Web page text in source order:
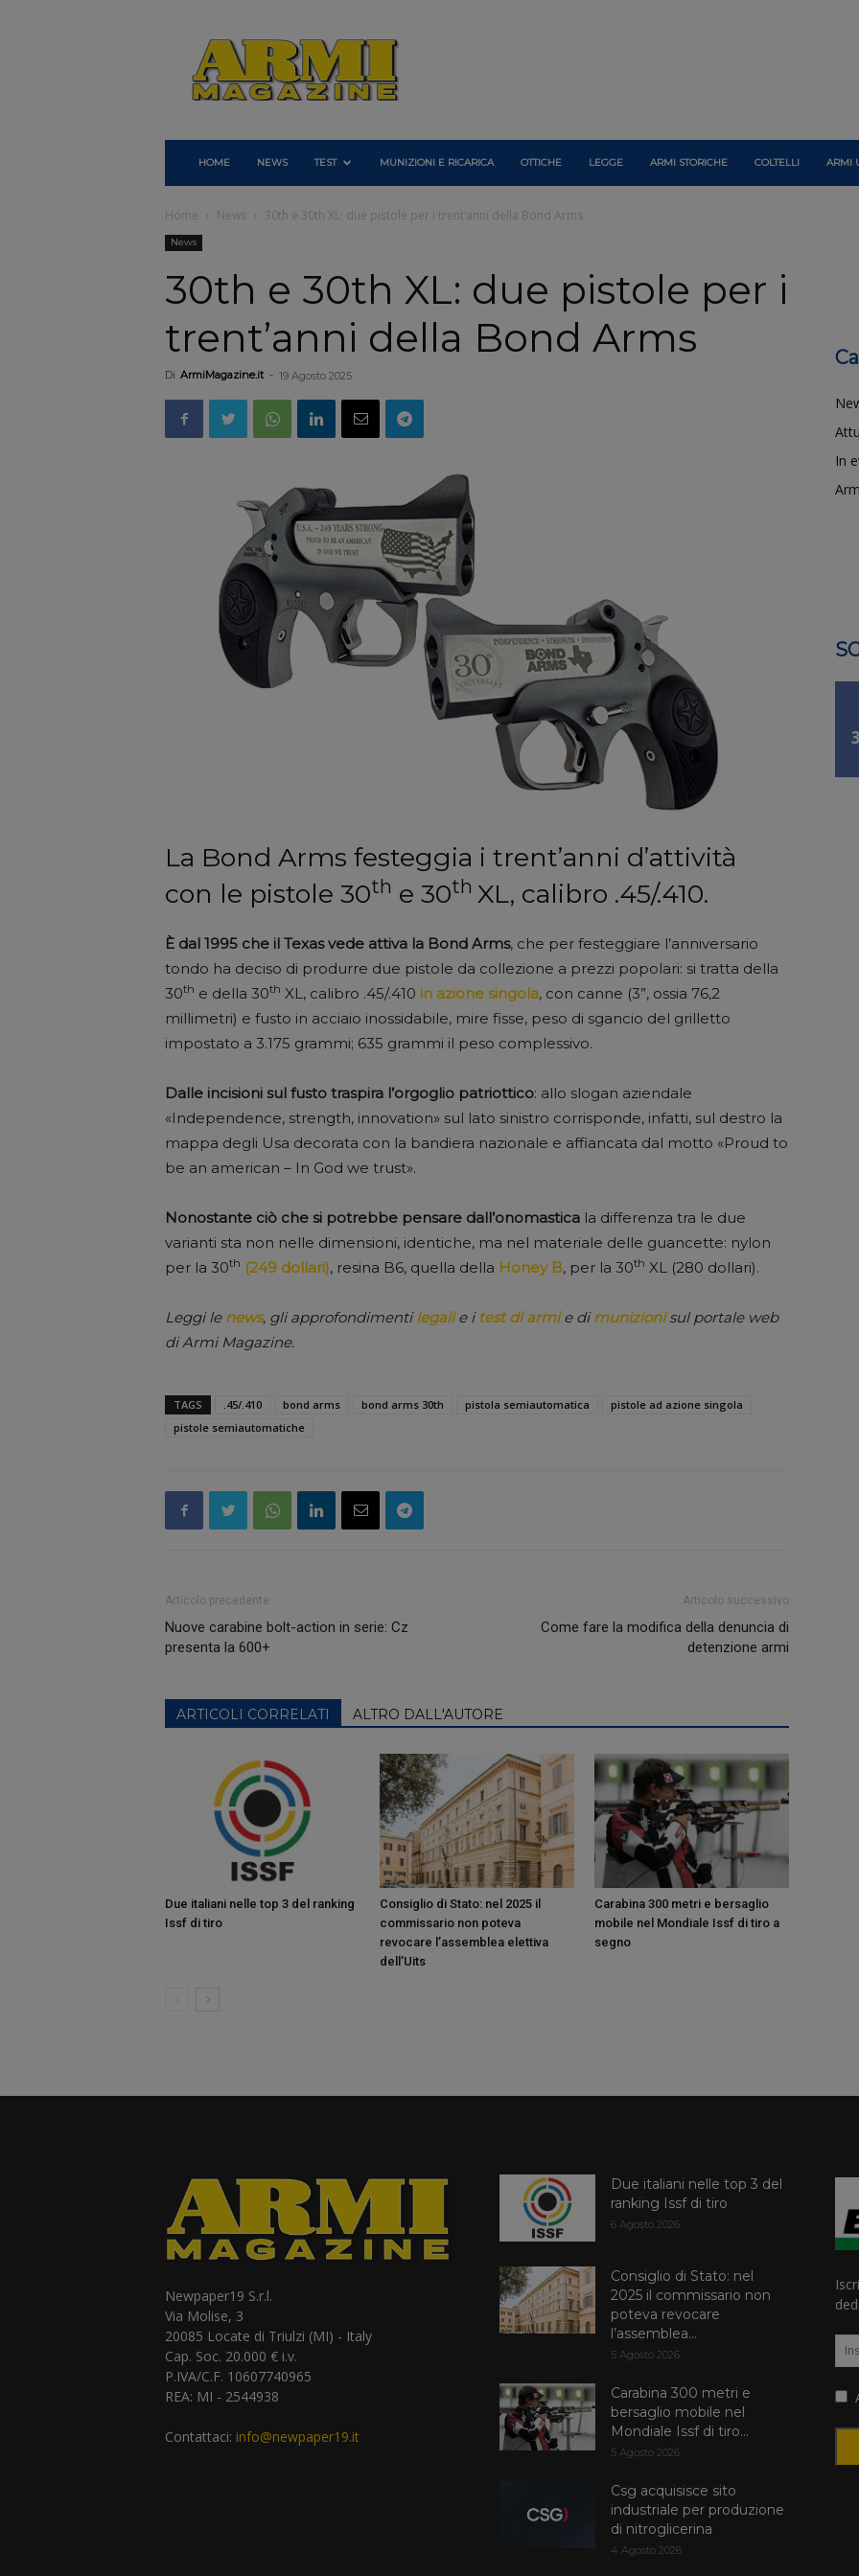
Armi
Magazine
HOME NEWS TEST MUNIZIONI E RICARICA OTTICHE LEGGE ARMI STORICHE COLTELLI ARMI
Home News 30th e 30th XL: due pistole per i trent’anni della Bond Arms
News
30th e 30th XL: due pistole per i
trent’anni della Bond Arms
Di ArmiMagazine.it - 19 Agosto 2025
La Bond Arms festeggia i trent’anni d’attività
con le pistole 30th e 30th XL, calibro .45/.410.
È dal 1995 che il Texas vede attiva la Bond Arms, che per festeggiare l’anniversario
tondo ha deciso di produrre due pistole da collezione a prezzi popolari: si tratta della
30th e della 30th XL, calibro .45/.410 in azione singola, con canne (3”, ossia 76,2
millimetri) e fusto in acciaio inossidabile, mire fisse, peso di sgancio del grilletto
impostato a 3.175 grammi; 635 grammi il peso complessivo.
Dalle incisioni sul fusto traspira l’orgoglio patriottico: allo slogan aziendale
«Independence, strength, innovation» sul lato sinistro corrisponde, infatti, sul destro la
mappa degli Usa decorata con la bandiera nazionale e affiancata dal motto «Proud to
be an american – In God we trust».
Nonostante ciò che si potrebbe pensare dall’onomastica la differenza tra le due
varianti sta non nelle dimensioni, identiche, ma nel materiale delle guancette: nylon
per la 30th (249 dollari), resina B6, quella della Honey B, per la 30th XL (280 dollari).
Leggi le news, gli approfondimentilegali e i test di armie dimunizioni sul portale web
di Armi Magazine.
TAGS .45/.410 bond arms bond arms 30th pistola semiautomatica
pistole ad azione singola
pistole semiautomatiche
Articolo precedente
Nuove carabine bolt-action in serie: Cz
presenta la 600+
Articolo successivo
Come fare la modifica della denuncia di
detenzione armi
ARTICOLI CORRELATI ALTRO DALL'AUTORE
Due italiani nelle top 3 del ranking
Issf di tiro
Consiglio di Stato: nel 2025 il
commissario non poteva
revocare l’assemblea elettiva
dell’Uits
Carabina 300 metri e bersaglio
mobile nel Mondiale Issf di tiro a
segno
In
Newpaper19 S.r.l.
Via Molise, 3
20085 Locate di Triulzi (MI) - Italy
Cap. Soc. 20.000 € i.v.
P.IVA/C.F. 10607740965
REA: MI - 2544938
Contattaci: info@newpaper19.it
Due italiani nelle top 3 del
ranking Issf di tiro
6 Agosto 2026
Consiglio di Stato: nel
2025 il commissario non
poteva revocare
l’assemblea...
5 Agosto 2026
Carabina 300 metri e
bersaglio mobile nel
Mondiale Issf di tiro...
5 Agosto 2026
Csg acquisisce sito
industriale per produzione
di nitroglicerina
4 Agosto 2026